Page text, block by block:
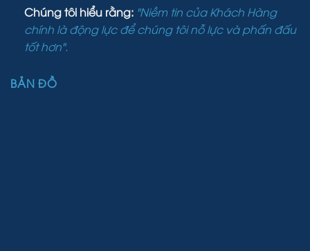
Chúng tôi hiểu rằng: "Niềm tin của Khách Hàng
chính là động lực để chúng tôi nỗ lực và phấn đấu
tốt hơn".
BẢN ĐỒ